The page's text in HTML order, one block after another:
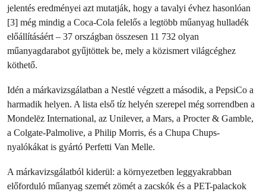
jelentés eredményei azt mutatják, hogy a tavalyi évhez hasonlóan
[3] még mindig a Coca-Cola felelős a legtöbb műanyag hulladék
előállításáért – 37 országban összesen 11 732 olyan
műanyagdarabot gyűjtöttek be, mely a közismert világcéghez
köthető.
Idén a márkavizsgálatban a Nestlé végzett a második, a PepsiCo a
harmadik helyen. A lista első tíz helyén szerepel még sorrendben a
Mondelēz International, az Unilever, a Mars, a Procter & Gamble,
a Colgate-Palmolive, a Philip Morris, és a Chupa Chups-
nyalókákat is gyártó Perfetti Van Melle.
A márkavizsgálatból kiderül: a környezetben leggyakrabban
előforduló műanyag szemét zömét a zacskók és a PET-palackok